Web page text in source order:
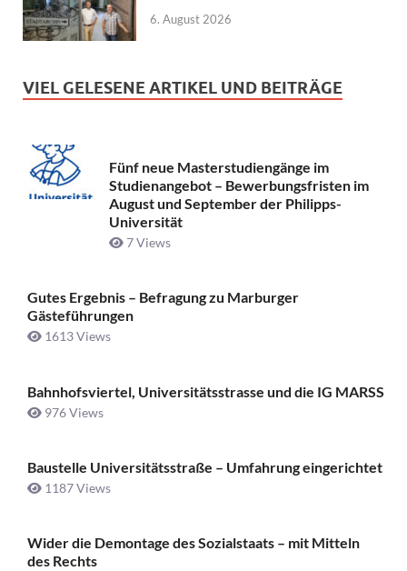
6. August 2026
VIEL GELESENE ARTIKEL UND BEITRÄGE
Fünf neue Masterstudiengänge im
Studienangebot – Bewerbungsfristen im
August und September der Philipps-
Universität
7 Views
Gutes Ergebnis – Befragung zu Marburger
Gästeführungen
1613 Views
Bahnhofsviertel, Universitätsstrasse und die IG MARSS
976 Views
Baustelle Universitätsstraße ­– Umfahrung eingerichtet
1187 Views
Wider die Demontage des Sozialstaats – mit Mitteln
des Rechts